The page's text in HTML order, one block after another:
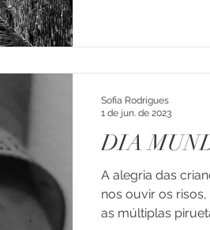
Educação Consultoria
DIA
A alegria das
nos ouvir os
as múltiplas
Sofia Rodrigues
1 de jun. de 2023